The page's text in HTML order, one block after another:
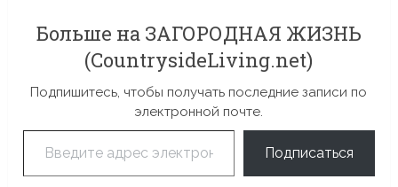
Больше на ЗАГОРОДНАЯ ЖИЗНЬ
(CountrysideLiving.net)
Подпишитесь, чтобы получать последние записи по
электронной почте.
Введите адрес электронной почты…
Подписаться